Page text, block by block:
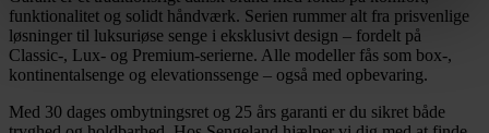
funktionalitet og solidt håndværk. Serien rummer alt fra prisvenlige
løsninger til luksuriøse senge i eksklusivt design – fordelt på
Classic-, Lux- og Premium-serierne. Alle modeller fås som box-,
kontinentalsenge og elevationssenge – også med opbevaring.
Med 30 dages ombytningsret og 25 års garanti er du sikret både